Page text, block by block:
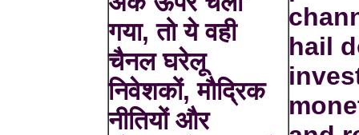
गया, तो ये वही
चैनल घरेलू
निवेशकों, मौद्रिक
नीतियों और
hail